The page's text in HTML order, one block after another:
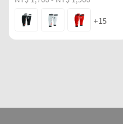
+15